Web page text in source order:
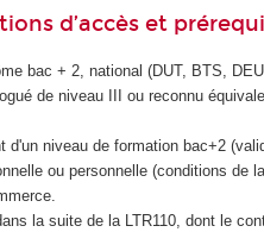
d’accès et
bac + 2, national (DUT, BTS,
de niveau III ou reconnu
d'un niveau de formation bac+2
ou personnelle (conditions de
la suite de la LTR110, dont le